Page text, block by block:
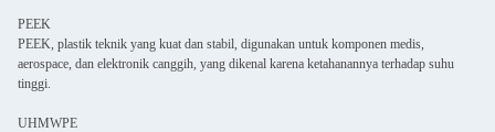
PEEK
PEEK, plastik teknik yang kuat dan stabil, digunakan untuk komponen medis,
aerospace, dan elektronik canggih, yang dikenal karena ketahanannya terhadap suhu
tinggi.
UHMWPE